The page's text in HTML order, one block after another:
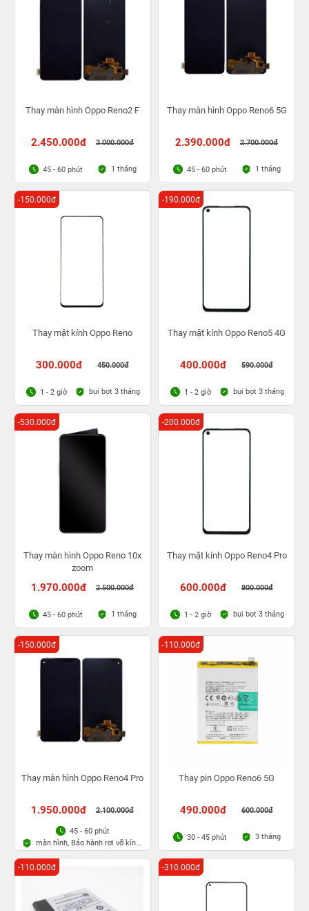
Thay màn hình Oppo Reno2 F
2.450.000đ 3.000.000đ
45 - 60 phút 1 tháng
Thay màn hình Oppo Reno6 5G
2.390.000đ 2.700.000đ
45 - 60 phút 1 tháng
Thay mặt kính Oppo Reno
300.000đ 450.000đ
-150.000đ
1 - 2 giờ bụi bọt 3 tháng
Thay mặt kính Oppo Reno5 4G
400.000đ 590.000đ
-190.000đ
1 - 2 giờ bụi bọt 3 tháng
Thay màn hình Oppo Reno 10x
zoom
1.970.000đ 2.500.000đ
-530.000đ
45 - 60 phút 1 tháng
Thay mặt kính Oppo Reno4 Pro
600.000đ 800.000đ
-200.000đ
1 - 2 giờ bụi bọt 3 tháng
Thay màn hình Oppo Reno4 Pro
1.950.000đ 2.100.000đ
-150.000đ
45 - 60 phút
màn hình, Bảo hành rơi vỡ kính
1 lần trong 3 tháng
Thay pin Oppo Reno6 5G
490.000đ 600.000đ
-110.000đ
30 - 45 phút 3 tháng
-110.000đ -310.000đ